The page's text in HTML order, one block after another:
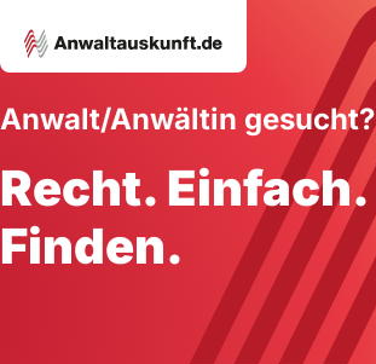
Anwalt/Anwältin gesucht?
Recht. Einfach.
Finden.